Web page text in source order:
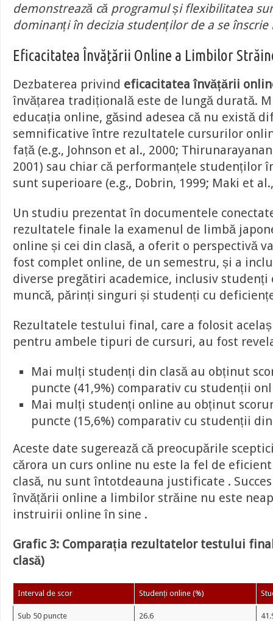
demonstrează că programul și flexibilitatea
dominanți în decizia studenților de a se
Eficacitatea Învățării Online a Limbilor
Dezbaterea privind eficacitatea învățării
învățarea tradițională este de lungă durată.
educația online, găsind adesea că nu există
semnificative între rezultatele cursurilor
față (e.g., Johnson et al., 2000;
2001) sau chiar că performanțele studenților
sunt superioare (e.g., Dobrin, 1999; Maki et
Un studiu prezentat în documentele
rezultatele finale la examenul de limbă
online și cei din clasă, a oferit o perspectivă
fost complet online, de un semestru, și a
diverse pregătiri academice, inclusiv studenți
muncă, părinți singuri și studenți cu
Rezultatele testului final, care a folosit
pentru ambele tipuri de cursuri, au fost
Mai mulți studenți din clasă au obținut
puncte (41,9%) comparativ cu studenții
Mai mulți studenți online au obținut
puncte (15,6%) comparativ cu studenții din
Aceste date sugerează că preocupările
cărora un curs online nu este la fel de
clasă, nu sunt întotdeauna justificate .
învățării online a limbilor străine nu este
instruirii online în sine .
Grafic 3: Comparația rezultatelor testului
clasă)
Interval de scor Studenți online (%)
Sub 50 puncte 26.6